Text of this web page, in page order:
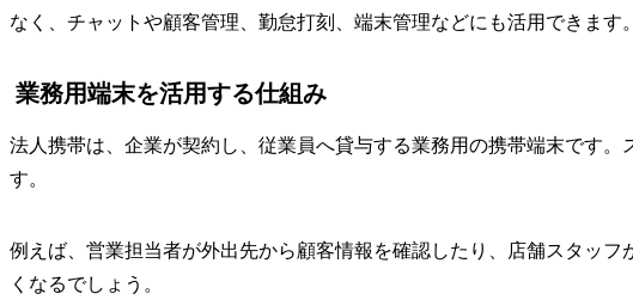
なく、チャットや顧客管理、勤怠打刻、端末管理などにも活用できます。
業務用端末を活用する仕組み
法人携帯は、企業が契約し、従業員へ貸与する業務用の携帯端末です
す。
例えば、営業担当者が外出先から顧客情報を確認したり、店舗スタッ
くなるでしょう。